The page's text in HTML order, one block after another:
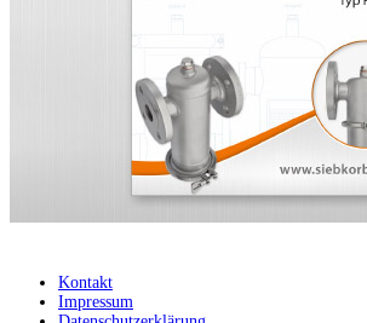
Kontakt
Impressum